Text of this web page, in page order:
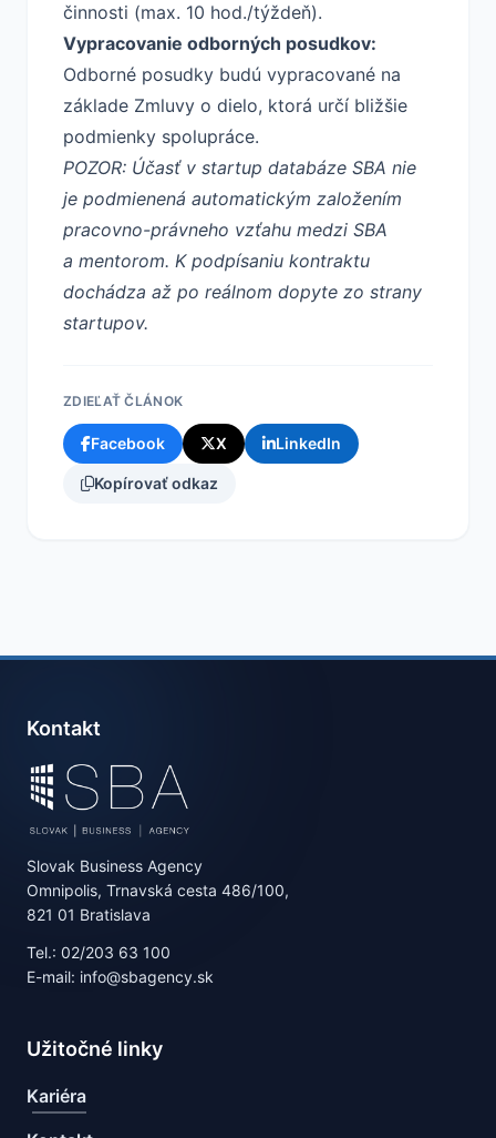
činnosti (max. 10 hod./týždeň).
Vypracovanie odborných posudkov:
Odborné posudky budú vypracované na
základe Zmluvy o dielo, ktorá určí bližšie
podmienky spolupráce.
POZOR: Účasť v startup databáze SBA nie
je podmienená automatickým založením
pracovno-právneho vzťahu medzi SBA
a mentorom. K podpísaniu kontraktu
dochádza až po reálnom dopyte zo strany
startupov.
ZDIEĽAŤ ČLÁNOK
Facebook X LinkedIn
Kopírovať odkaz
Kontakt
Slovak Business Agency
Omnipolis, Trnavská cesta 486/100,
821 01 Bratislava
Tel.: 02/203 63 100
E-mail: info@sbagency.sk
Užitočné linky
Kariéra